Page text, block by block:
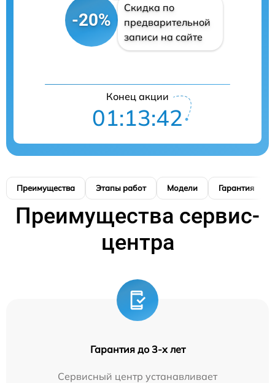
-20%
Скидка по
предварительной
записи на сайте
Конец акции
01:13:41
Преимущества Этапы работ Модели Гарантия
Преимущества сервис-
центра
Гарантия до 3-х лет
Сервисный центр устанавливает